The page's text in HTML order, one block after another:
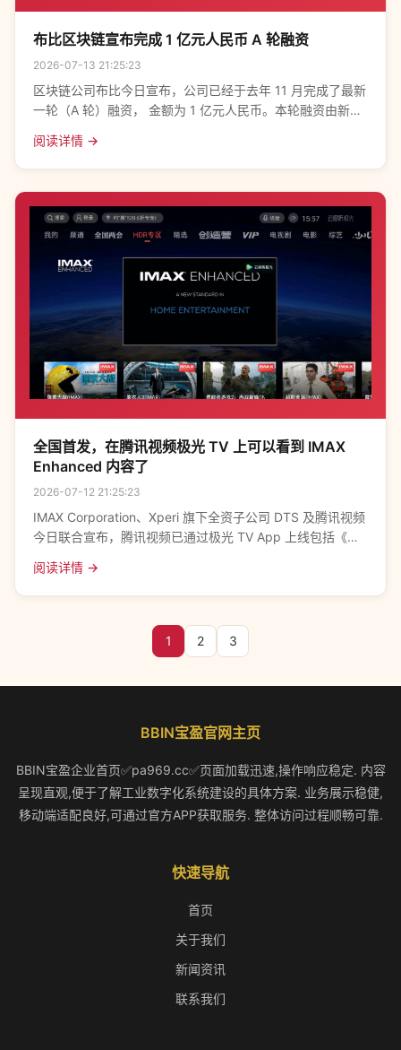
布比区块链宣布完成 1 亿元人民币 A 轮融资
2026-07-13 21:25:23
区块链公司布比今日宣布，公司已经于去年 11 月完成了最新
一轮（A 轮）融资， 金额为 1 亿元人民币。本轮融资由新链
此前参与过该公司融资的启赋资
阅读详情 →
全国首发，在腾讯视频极光 TV 上可以看到 IMAX
Enhanced 内容了
2026-07-12 21:25:23
IMAX Corporation、Xperi 旗下全资子公司 DTS 及腾讯视频
今日联合宣布，腾讯视频已通过极光 TV App 上线包括《勇
阅读详情 →
1 2 3
BBIN宝盈官网主页
BBIN宝盈企业首页✅pa969.cc✅页面加载迅速,操作响应稳定. 内容
呈现直观,便于了解工业数字化系统建设的具体方案. 业务展示稳健,
移动端适配良好,可通过官方APP获取服务. 整体访问过程顺畅可靠.
快速导航
首页
关于我们
新闻资讯
联系我们